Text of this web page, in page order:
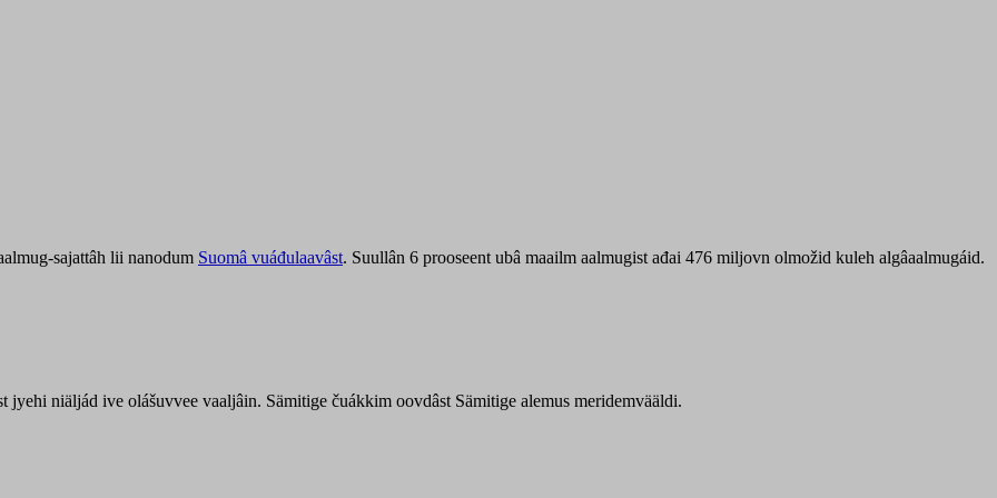
sajattâh lii nanodum Suomâ vuáđulaavâst. Suullân 6 prooseent ubâ maailm aalmugist ađai 476 miljovn olmožid kuleh algâaalmugáid.
niäljád ive olášuvvee vaaljâin. Sämitige čuákkim oovdâst Sämitige alemus meridemvääldi.